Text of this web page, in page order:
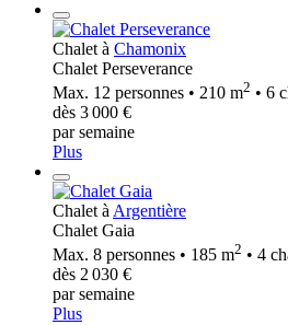
Chalet à Chamonix
Chalet Perseverance
Max. 12 personnes • 210 m2 • 6
dès 3 000 €
par semaine
Plus
Chalet à Argentière
Chalet Gaia
Max. 8 personnes • 185 m2 • 4
dès 2 030 €
par semaine
Plus